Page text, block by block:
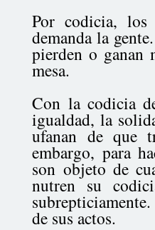
Por codicia, los
demanda la
pierden o ganan
mesa.
Con la codicia
igualdad, la
ufanan de que
embargo, para
son objeto de
nutren su
de sus actos.